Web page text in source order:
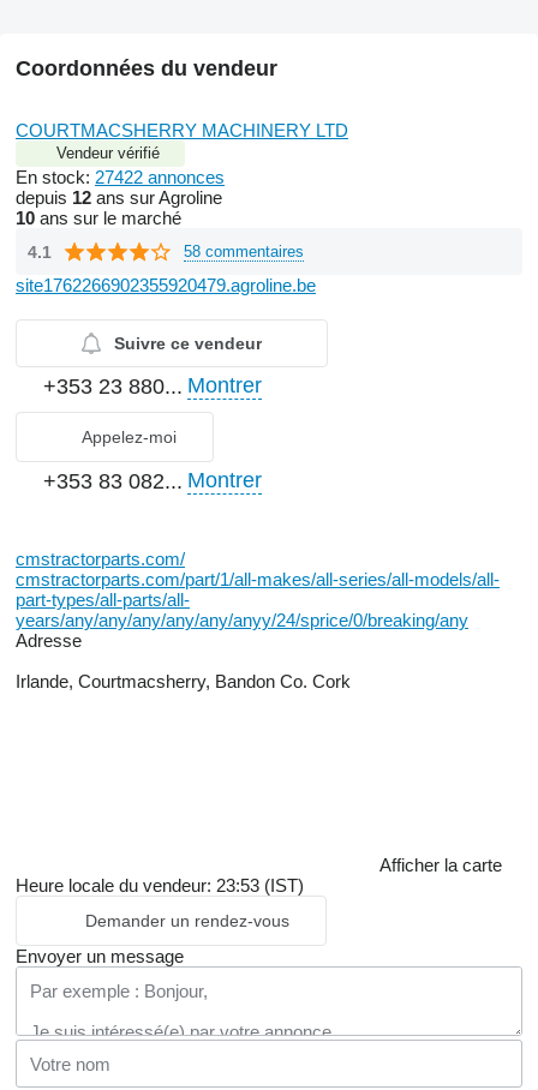
Coordonnées du vendeur
COURTMACSHERRY MACHINERY LTD
Vendeur vérifié
En stock: 27422 annonces
depuis 12 ans sur Agroline
10 ans sur le marché
4.1 58 commentaires
site1762266902355920479.agroline.be
Suivre ce vendeur
+353 23 880... Montrer
Appelez-moi
+353 83 082... Montrer
cmstractorparts.com/
cmstractorparts.com/part/1/all-makes/all-series/all-models/all-
part-types/all-parts/all-
years/any/any/any/any/any/anyy/24/sprice/0/breaking/any
Adresse
Irlande, Courtmacsherry, Bandon Co. Cork
Afficher la carte
Heure locale du vendeur: 23:53 (IST)
Demander un rendez-vous
Envoyer un message